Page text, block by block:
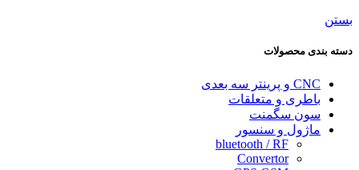
بستن
دسته بندی محصولات
CNC و پرینتر سه بعدی
باطری و متعلقات
سون سگمنت
ماژول و سنسور
bluetooth / RF
Convertor